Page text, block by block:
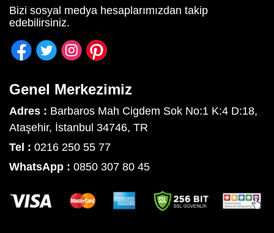
Bizi sosyal medya hesaplarımızdan takip
edebilirsiniz.
Genel Merkezimiz
Adres : Barbaros Mah Cigdem Sok No:1 K:4 D:18,
Ataşehir, İstanbul 34746, TR
Tel : 0216 250 55 77
WhatsApp : 0850 307 80 45